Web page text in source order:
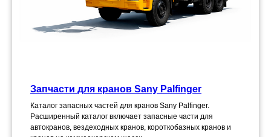
Запчасти для кранов Sany Palfinger
Каталог запасных частей для кранов Sany Palfinger.
Расширенный каталог включает запасные части для
автокранов, вездеходных кранов, короткобазных кранов и